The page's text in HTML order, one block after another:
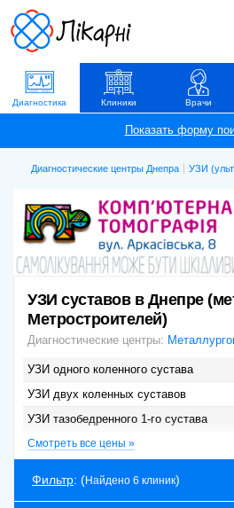
Диагностика Клиники Врачи
Диагностические центры Днепра УЗИ
УЗИ суставов в Днепре
Метростроителей)
Диагностические центры:
УЗИ одного коленного сустава
УЗИ двух коленных суставов
УЗИ тазобедренного 1-го сустава
УЗИ тазобедренных 2-х суставов
Смотреть все цены »
Фильтр: (Найдено 6 клиник)